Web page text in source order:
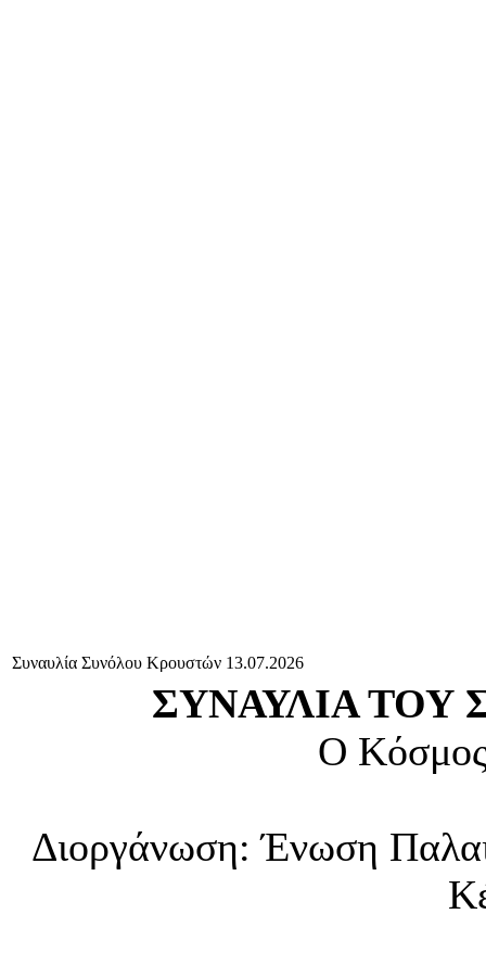
Συναυλία Συνόλου Κρουστών 13.07.2026
ΣΥΝΑΥΛΙΑ
Ο
Διοργάνωση: Ένωση